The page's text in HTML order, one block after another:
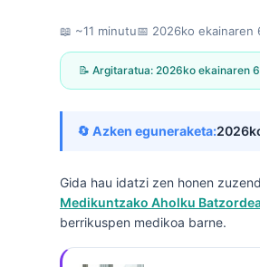
📖 ~11 minutu📅 2026ko ekainaren
📝 Argitaratua: 2026ko ekainaren
🔄 Azken eguneraketa:
Gida hau idatzi zen honen
Medikuntzako Aholku
berrikuspen medikoa barne.